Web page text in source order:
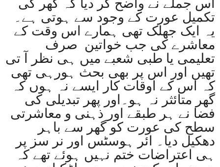
اس جملے نے واضح کر دیا کہ گھر کی
تکمیل عورت کے وجود سے ہوتی ہے۔
یہ ایک جھلک تھی ہمارے اس وقت کے
معاشرے کی جب خواتین صرف
تعلیمی یا طبی شعبے میں ہی نظر آ تی
تھیں اور اس پر بھی بحث ہورہی تھی
کہ اس کے اوقات کار ایسے نہ ہوں کہ
گھر متائثر نہ ہو۔اور پھر تبدیلی کی
فضا نے ہر طبقے اور ذہنی و معاشرتی
سطح کی عورت کو گھر سے باہر
دھکیل دیا۔ ائر ہوسٹس اور نر سز پر
ہی اعتراضات ختم نہیں ہوئے تھے کہ